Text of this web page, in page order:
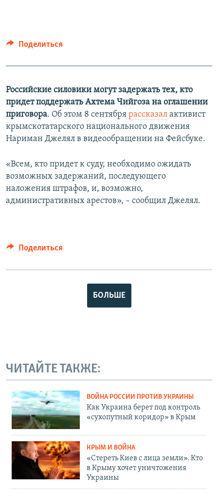
Поделиться
Российские силовики могут задержать тех, кто
придет поддержать Ахтема Чийгоза на оглашении
приговора. Об этом 8 сентября рассказал активист
крымскотатарского национального движения
Нариман Джелял в видеообращении на Фейсбуке.
«Всем, кто придет к суду, необходимо ожидать
возможных задержаний, последующего
наложения штрафов, и, возможно,
административных арестов», – сообщил Джелял.
Поделиться
БОЛЬШЕ
ЧИТАЙТЕ ТАКЖЕ:
ВОЙНА РОССИИ ПРОТИВ УКРАИНЫ
Как Украина берет под контроль
«сухопутный коридор» в Крым
КРЫМ И ВОЙНА
«Стереть Киев с лица земли». Кто
в Крыму хочет уничтожения
Украины